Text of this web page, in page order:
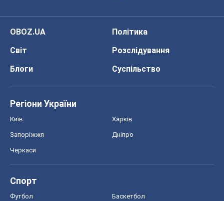
OBOZ.UA
Політика
Світ
Розслідування
Блоги
Суспільство
Регіони України
Київ Харків
Запоріжжя Дніпро
Черкаси
Спорт
Футбол Баскетбол